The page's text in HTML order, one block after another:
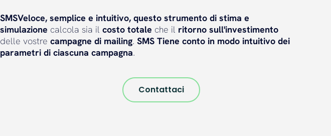
SMSVeloce, semplice e intuitivo, questo strumento di stima e
simulazione calcola sia il costo totale che il ritorno sull'investimento
delle vostre campagne di mailing. SMS Tiene conto in modo intuitivo dei
parametri di ciascuna campagna.
Contattaci